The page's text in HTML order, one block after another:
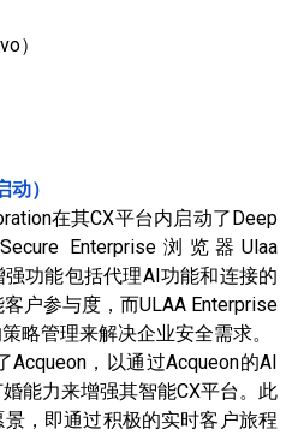
）
）
在其CX平台内启动了Deep
Enterprise浏览器Ulaa
功能包括代理AI功能和连接的
户参与度，而ULAA Enterprise
略管理来解决企业安全需求。
Acqueon，以通过Acqueon的AI
能力来增强其智能CX平台。此
，即通过积极的实时客户旅程